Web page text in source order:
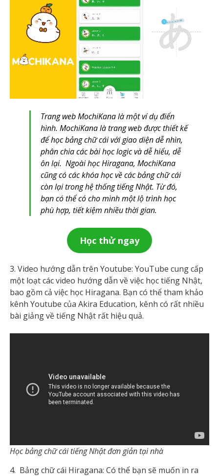
Trang web MochiKana là một ví dụ điển
hình. MochiKana là trang web được thiết kế
để học bảng chữ cái với giao diện dễ nhìn,
phân chia các bài học logic và dễ hiểu, dễ
ôn lại. Ngoài học Hiragana, MochiKana
cũng có các khóa học về các bảng chữ cái
còn lại trong hệ thống tiếng Nhật. Từ đó,
bạn có thể có cho mình một lộ trình học
phù hợp, tiết kiệm nhiều thời gian.
Học thử ngay
3. Video hướng dẫn trên Youtube: YouTube cung cấp
một loạt các video hướng dẫn về việc học tiếng Nhật,
bao gồm cả việc học Hiragana. Bạn có thể tham khảo
kênh Youtube của Akira Education, kênh có rất nhiều
bài giảng về tiếng Nhật rất hiệu quả.
Học bảng chữ cái tiếng Nhật đơn giản tại nhà
4. Bảng chữ cái Hiragana: Có thể bạn sẽ muốn in ra